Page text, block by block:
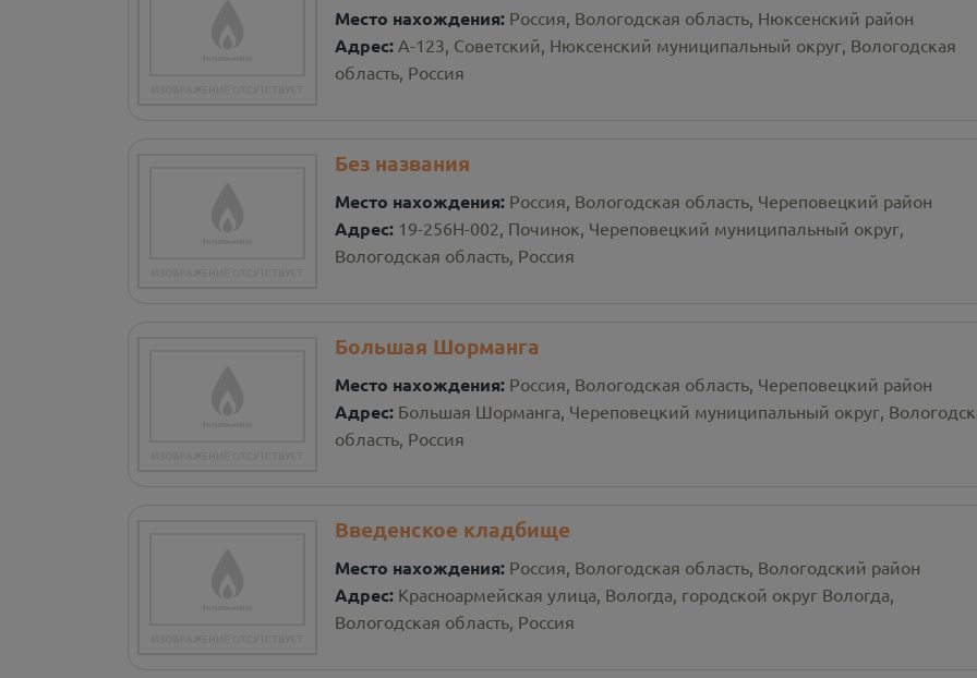
Место нахождения: Россия, Вологодская область, Нюксенский район
Адрес: А-123, Советский, Нюксенский муниципальный округ, Вологодская
область, Россия
Без названия
Место нахождения: Россия, Вологодская область, Череповецкий район
Адрес: 19-256Н-002, Починок, Череповецкий муниципальный округ,
Вологодская область, Россия
Большая Шорманга
Место нахождения: Россия, Вологодская область, Череповецкий район
Адрес: Большая Шорманга, Череповецкий муниципальный округ,
область, Россия
Введенское кладбище
Место нахождения: Россия, Вологодская область, Вологодский район
Адрес: Красноармейская улица, Вологда, городской округ Вологда,
Вологодская область, Россия